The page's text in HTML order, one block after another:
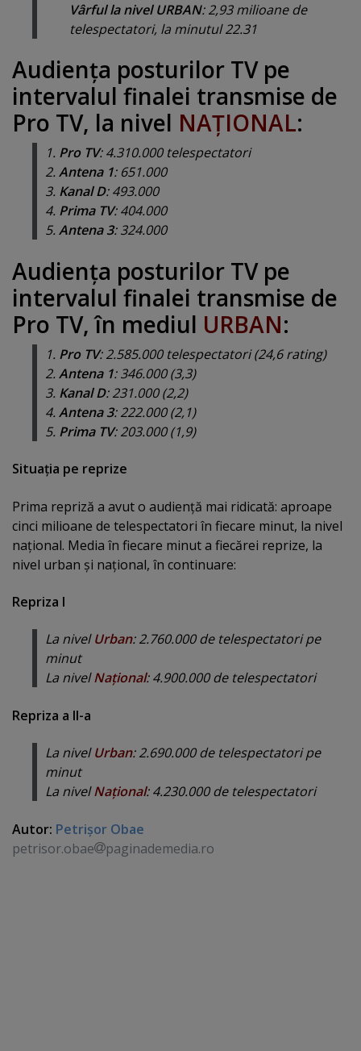
Vârful la nivel URBAN: 2,93 milioane de
telespectatori, la minutul 22.31
Audienţa posturilor TV pe
intervalul finalei transmise de
Pro TV, la nivel NAŢIONAL:
1. Pro TV: 4.310.000 telespectatori
2. Antena 1: 651.000
3. Kanal D: 493.000
4. Prima TV: 404.000
5. Antena 3: 324.000
Audienţa posturilor TV pe
intervalul finalei transmise de
Pro TV, în mediul URBAN:
1. Pro TV: 2.585.000 telespectatori (24,6 rating)
2. Antena 1: 346.000 (3,3)
3. Kanal D: 231.000 (2,2)
4. Antena 3: 222.000 (2,1)
5. Prima TV: 203.000 (1,9)
Situaţia pe reprize
Prima repriză a avut o audienţă mai ridicată: aproape
cinci milioane de telespectatori în fiecare minut, la nivel
naţional. Media în fiecare minut a fiecărei reprize, la
nivel urban şi naţional, în continuare:
Repriza I
La nivelUrban: 2.760.000 de telespectatori pe
minut
La nivelNaţional: 4.900.000 de telespectatori
Repriza a II-a
La nivelUrban: 2.690.000 de telespectatori pe
minut
La nivelNaţional: 4.230.000 de telespectatori
Autor: Petrişor Obae
petrisor.obae
paginademedia.ro